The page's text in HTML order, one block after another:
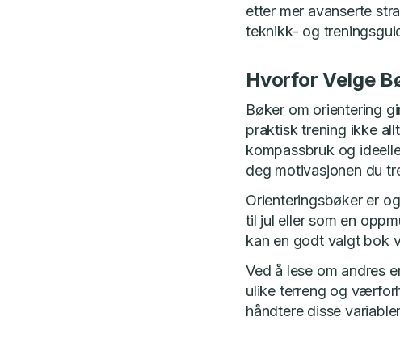
etter mer avanserte
teknikk- og
Hvorfor Velge
Bøker om orientering
praktisk trening ikke
kompassbruk og
deg motivasjonen du
Orienteringsbøker er
til jul eller som en
kan en godt valgt bok
Ved å lese om andres
ulike terreng og
håndtere disse